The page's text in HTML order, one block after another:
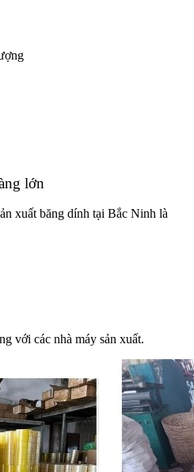
lớn
xuất băng dính tại Bắc Ninh là
với các nhà máy sản xuất.